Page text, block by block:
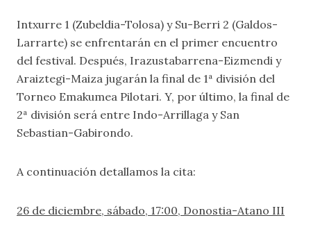
Intxurre 1 (Zubeldia-Tolosa) y Su-Berri 2 (Galdos-
Larrarte) se enfrentarán en el primer encuentro
del festival. Después, Irazustabarrena-Eizmendi y
Araiztegi-Maiza jugarán la final de 1ª división del
Torneo Emakumea Pilotari. Y, por último, la final de
2ª división será entre Indo-Arrillaga y San
Sebastian-Gabirondo.
A continuación detallamos la cita:
26 de diciembre, sábado, 17:00, Donostia-Atano III